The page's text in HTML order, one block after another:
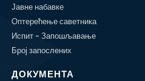
Јавне набавке
Оптерећење саветника
Испит - Запошљавање
Број запослених
ДОКУМЕНТА